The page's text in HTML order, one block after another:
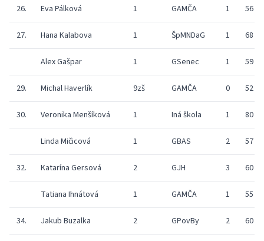
26. Eva Pálková 1 GAMČA 1 56
27. Hana Kalabova 1 ŠpMNDaG 1 68
Alex Gašpar 1 GSenec 1 59
29. Michal Haverlík 9zš GAMČA 0 52
30. Veronika Menšíková 1 Iná škola 1 80
Linda Mičicová 1 GBAS 2 57
32. Katarína Gersová 2 GJH 3 60
Tatiana Ihnátová 1 GAMČA 1 55
34. Jakub Buzalka 2 GPovBy 2 60